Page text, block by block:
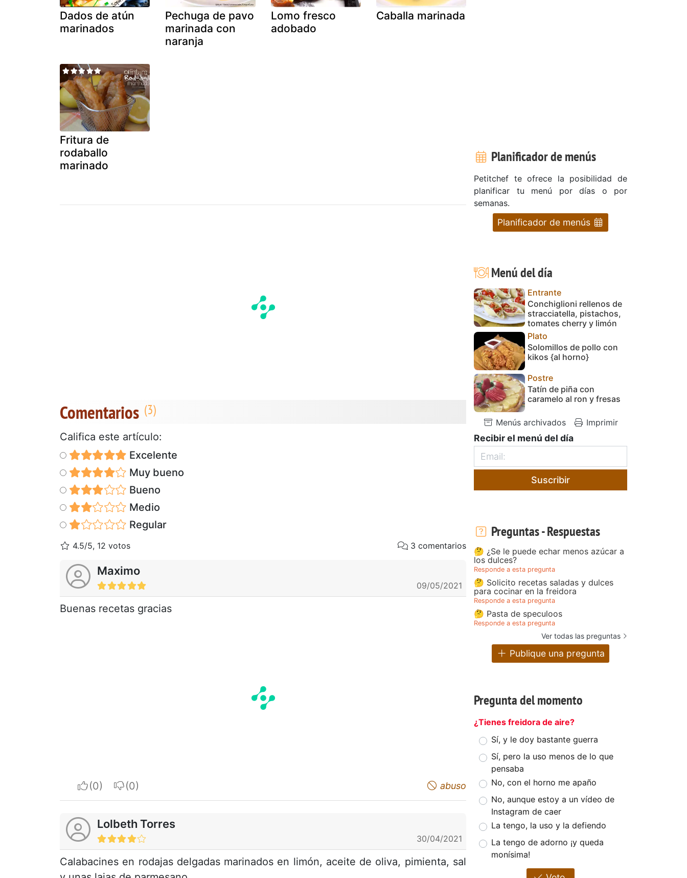
Dados de atún
marinados
Pechuga de pavo
marinada con
naranja
Lomo fresco
adobado
Caballa marinada
Fritura de
rodaballo
marinado
Comentarios
Califica este artículo:
Excelente
Muy bueno
Bueno
Medio
Regular
4.5/5, 12 votos 3 comentarios
Maximo
09/05/2021
Buenas recetas gracias
I apreciateI do not appreciate abuso
Lolbeth Torres
30/04/2021
Calabacines en rodajas delgadas marinados en limón, aceite de oliva, pimienta, sal
Planificador de menús
Petitchef te ofrece la posibilidad de
planificar tu menú por días o por
semanas.
Planificador de menús
Menú del día
Entrante
Conchiglioni rellenos de
stracciatella, pistachos,
tomates cherry y limón
Plato
Solomillos de pollo con
kikos {al horno}
Postre
Tatín de piña con
caramelo al ron y fresas
Menús archivados Imprimir
Recibir el menú del día
Suscribir
Preguntas - Respuestas
🤔 ¿Se le puede echar menos azúcar a
los dulces?
Responde a esta pregunta
🤔 Solicito recetas saladas y dulces
para cocinar en la freidora
Responde a esta pregunta
🤔 Pasta de speculoos
Responde a esta pregunta
Ver todas las preguntas
Publique una pregunta
Pregunta del momento
¿Tienes freidora de aire?
Sí, y le doy bastante guerra
Sí, pero la uso menos de lo que
pensaba
No, con el horno me apaño
No, aunque estoy a un vídeo de
Instagram de caer
La tengo, la uso y la defiendo
La tengo de adorno ¡y queda
monísima!